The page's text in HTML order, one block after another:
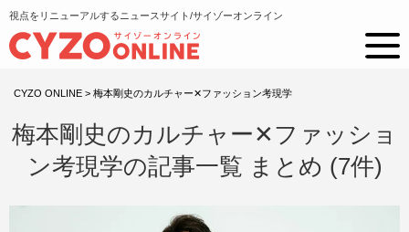
視点をリニューアルするニュースサイト/サイゾーオンライン
CYZO ONLINE > 梅本剛史のカルチャー✕ファッション考現学
梅本剛史のカルチャー✕ファッショ
ン考現学の記事一覧 まとめ (7件)